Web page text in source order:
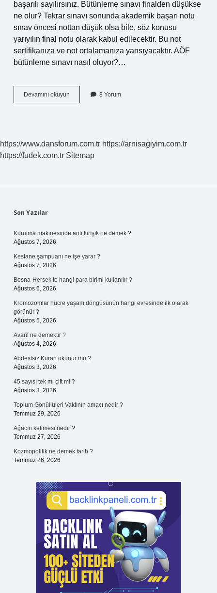
başarılı sayılırsınız. Bütünleme sınavı finalden düşükse
ne olur? Tekrar sınavı sonunda akademik başarı notu
sınav öncesi nottan düşük olsa bile, söz konusu
yarıyılın final notu olarak kabul edilecektir. Bu not
sertifikanıza ve not ortalamanıza yansıyacaktır. AÖF
bütünleme sınavı nasıl oluyor?…
Devamını okuyun
Bütünleme
8 Yorum
https://www.dansforum.com.tr https://arnisagiyim.com.tr
https://fudek.com.tr Sitemap
Sidebar
Son Yazılar
Kurutma makinesinde anti kırışık ne demek ?
Ağustos 7, 2026
Kestane şampuanı ne işe yarar ?
Ağustos 7, 2026
Bosna-Hersek’te hangi para birimi kullanılır ?
Ağustos 6, 2026
Kromozomlar hücre yaşam döngüsünün hangi evresinde ilk olarak
görünür ?
Ağustos 5, 2026
Avarif ne demektir ?
Ağustos 4, 2026
Abdestsiz Kuran okunur mu ?
Ağustos 3, 2026
45 sayısı tek mi çift mi ?
Ağustos 3, 2026
Toplum Gönüllüleri Vakfının amacı nedir ?
Temmuz 29, 2026
Ağacın kelimesi nedir ?
Temmuz 27, 2026
Kozmopolitik ne demek tarih ?
Temmuz 26, 2026